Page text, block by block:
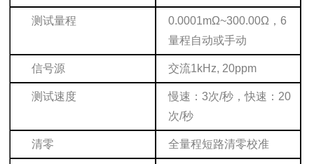
测试量程
0.0001mΩ~300.00Ω，6
量程自动或手动
信号源 交流1kHz, 20ppm
测试速度
慢速：3次/秒，快速：20
次/秒
清零 全量程短路清零校准